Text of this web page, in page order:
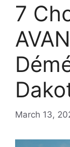
7
March 13,